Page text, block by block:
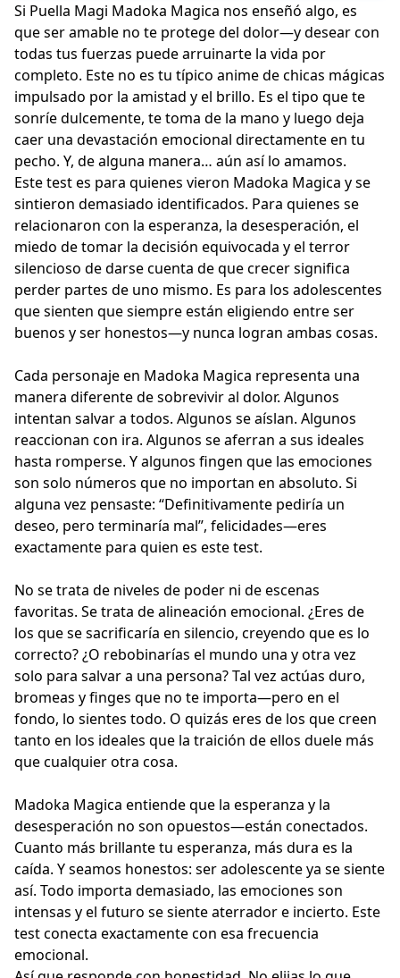
Si Puella Magi Madoka Magica nos enseñó algo, es
que ser amable no te protege del dolor—y desear con
todas tus fuerzas puede arruinarte la vida por
completo. Este no es tu típico anime de chicas mágicas
impulsado por la amistad y el brillo. Es el tipo que te
sonríe dulcemente, te toma de la mano y luego deja
caer una devastación emocional directamente en tu
pecho. Y, de alguna manera… aún así lo amamos.
Este test es para quienes vieron Madoka Magica y se
sintieron demasiado identificados. Para quienes se
relacionaron con la esperanza, la desesperación, el
miedo de tomar la decisión equivocada y el terror
silencioso de darse cuenta de que crecer significa
perder partes de uno mismo. Es para los adolescentes
que sienten que siempre están eligiendo entre ser
buenos y ser honestos—y nunca logran ambas cosas.
Cada personaje en Madoka Magica representa una
manera diferente de sobrevivir al dolor. Algunos
intentan salvar a todos. Algunos se aíslan. Algunos
reaccionan con ira. Algunos se aferran a sus ideales
hasta romperse. Y algunos fingen que las emociones
son solo números que no importan en absoluto. Si
alguna vez pensaste: “Definitivamente pediría un
deseo, pero terminaría mal”, felicidades—eres
exactamente para quien es este test.
No se trata de niveles de poder ni de escenas
favoritas. Se trata de alineación emocional. ¿Eres de
los que se sacrificaría en silencio, creyendo que es lo
correcto? ¿O rebobinarías el mundo una y otra vez
solo para salvar a una persona? Tal vez actúas duro,
bromeas y finges que no te importa—pero en el
fondo, lo sientes todo. O quizás eres de los que creen
tanto en los ideales que la traición de ellos duele más
que cualquier otra cosa.
Madoka Magica entiende que la esperanza y la
desesperación no son opuestos—están conectados.
Cuanto más brillante tu esperanza, más dura es la
caída. Y seamos honestos: ser adolescente ya se siente
así. Todo importa demasiado, las emociones son
intensas y el futuro se siente aterrador e incierto. Este
test conecta exactamente con esa frecuencia
emocional.